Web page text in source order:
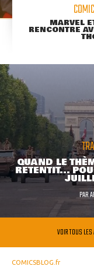
MARVEL
RENCONTRE
QUAND LE
RETENTIT...
PAR
VOIR TOUS
COMICSBLOG.fr